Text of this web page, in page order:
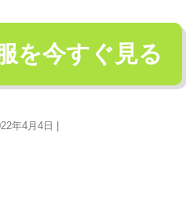
を今すぐ見る
年4月4日